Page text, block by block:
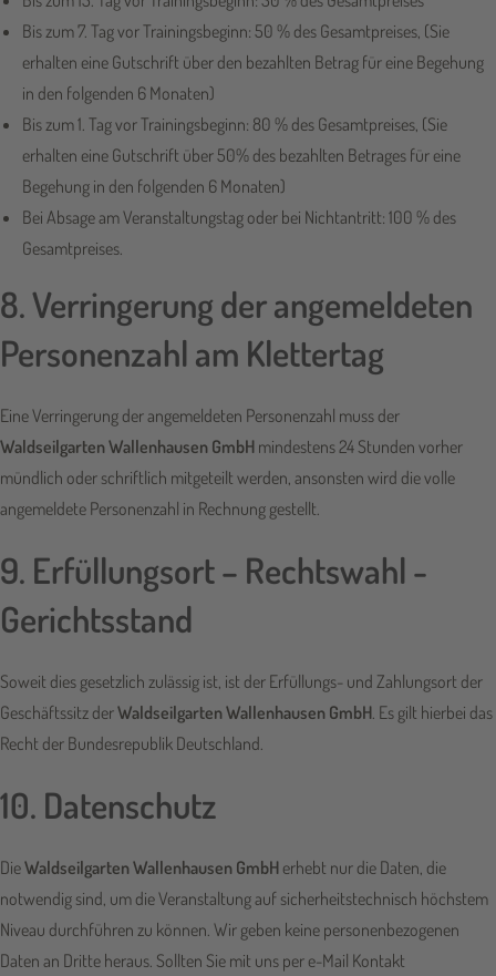
Bis zum 7. Tag vor Trainingsbeginn: 50 % des Gesamtpreises, (Sie
erhalten eine Gutschrift über den bezahlten Betrag für eine Begehung
in den folgenden 6 Monaten)
Bis zum 1. Tag vor Trainingsbeginn: 80 % des Gesamtpreises, (Sie
erhalten eine Gutschrift über 50% des bezahlten Betrages für eine
Begehung in den folgenden 6 Monaten)
Bei Absage am Veranstaltungstag oder bei Nichtantritt: 100 % des
Gesamtpreises.
8. Verringerung der angemeldeten
Personenzahl am Klettertag
Eine Verringerung der angemeldeten Personenzahl muss der
Waldseilgarten Wallenhausen GmbH mindestens 24 Stunden vorher
mündlich oder schriftlich mitgeteilt werden, ansonsten wird die volle
angemeldete Personenzahl in Rechnung gestellt.
9. Erfüllungsort – Rechtswahl -
Gerichtsstand
Soweit dies gesetzlich zulässig ist, ist der Erfüllungs- und Zahlungsort der
Geschäftssitz derWaldseilgarten Wallenhausen GmbH. Es gilt hierbei das
Recht der Bundesrepublik Deutschland.
10. Datenschutz
DieWaldseilgarten Wallenhausen GmbH erhebt nur die Daten, die
notwendig sind, um die Veranstaltung auf sicherheitstechnisch höchstem
Niveau durchführen zu können. Wir geben keine personenbezogenen
Daten an Dritte heraus. Sollten Sie mit uns per e-Mail Kontakt